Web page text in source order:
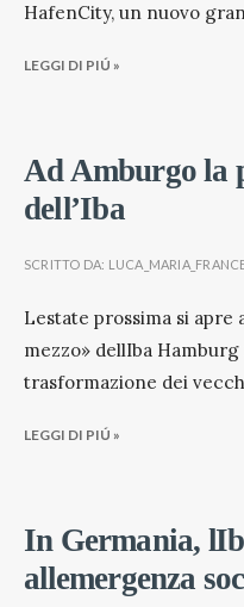
HafenCity, un nuovo
LEGGI DI PIÚ »
Ad Amburgo la
dell’Iba
SCRITTO DA:
Lestate prossima si
mezzo» dellIba
trasformazione dei
LEGGI DI PIÚ »
In Germania,
allemergenza